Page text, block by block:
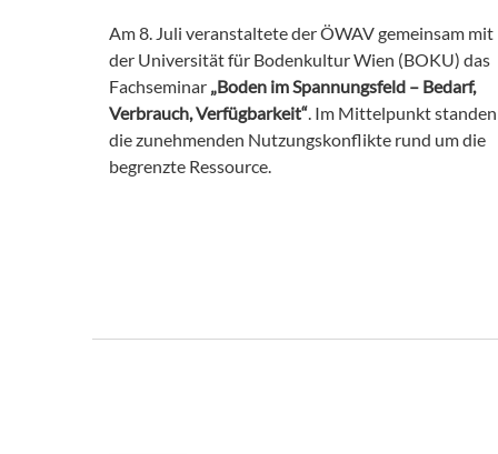
Am 8. Juli veranstaltete der ÖWAV gemeinsam mit
der Universität für Bodenkultur Wien (BOKU) das
Fachseminar „Boden im Spannungsfeld – Bedarf,
Verbrauch, Verfügbarkeit“. Im Mittelpunkt standen
die zunehmenden Nutzungskonflikte rund um die
begrenzte Ressource.